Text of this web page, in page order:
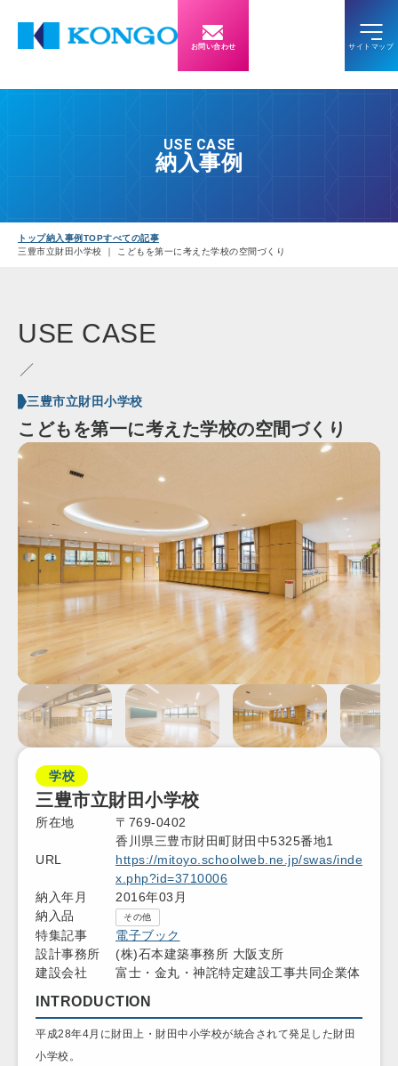
お問い合わせ
USE CASE
納入事例
トップ納入事例TOPすべての記事
三豊市立財田小学校 ｜ こどもを第一に考えた学校の空間づくり
USE CASE
三豊市立財田小学校
こどもを第一に考えた学校の空間づくり
学校
三豊市立財田小学校
所在地
〒769-0402
香川県三豊市財田町財田中5325番地1
URL
https://mitoyo.schoolweb.ne.jp/swas/inde
x.php?id=3710006
納入年月
2016年03月
納入品
その他
特集記事
電子ブック
設計事務所
(株)石本建築事務所 大阪支所
建設会社
富士・金丸・神詫特定建設工事共同企業体
INTRODUCTION
平成28年4月に財田上・財田中小学校が統合されて発足した財田
小学校。